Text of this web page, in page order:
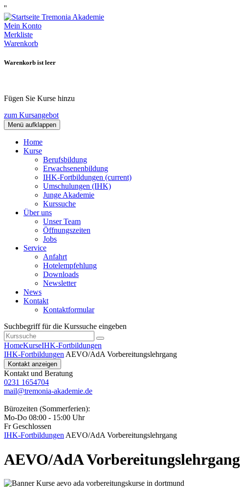
''
Mein Konto
Merkliste
Warenkorb
Warenkorb ist leer
Fügen Sie Kurse hinzu
zum Kursangebot
Menü aufklappen
Home
Kurse
Berufsbildung
Erwachsenenbildung
IHK-Fortbildungen (current)
Umschulungen (IHK)
Junge Akademie
Kurssuche
Über uns
Unser Team
Öffnungszeiten
Jobs
Service
Anfahrt
Hotelempfehlung
Downloads
Newsletter
News
Kontakt
Kontaktformular
Suchbegriff für die Kurssuche eingeben
HomeKurseIHK-Fortbildungen
IHK-Fortbildungen AEVO/AdA Vorbereitungslehrgang
Kontakt anzeigen
Kontakt und Beratung
0231 1654704
mail@tremonia-akademie.de
Bürozeiten (Sommerferien):
Mo-Do 08:00 - 15:00 Uhr
Fr Geschlossen
IHK-Fortbildungen AEVO/AdA Vorbereitungslehrgang
AEVO/AdA Vorbereitungslehrgang